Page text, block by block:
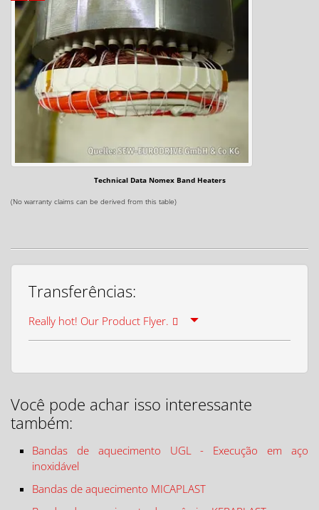
Technical Data Nomex Band Heaters
(No warranty claims can be derived from this table)
Transferências:
Really hot! Our Product Flyer.
Você pode achar isso interessante
também:
Bandas de aquecimento UGL - Execução em aço
inoxidável
Bandas de aquecimento MICAPLAST